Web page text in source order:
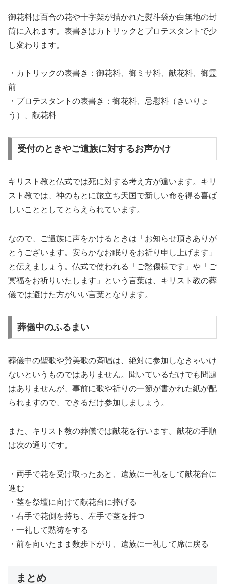
御花料は百合の花や十字架が描かれた熨斗袋か白無地の封
筒に入れます。表書きはカトリックとプロテスタントで少
し変わります。
・カトリックの表書き：御花料、御ミサ料、献花料、御霊
前
・プロテスタントの表書き：御花料、忌慰料（きいりょ
う）、献花料
受付のときやご遺族に対するお声かけ
キリスト教と仏式では死に対する考え方が違います。キリ
スト教では、神のもとに旅立ち天国で新しい命を得る喜ば
しいこととしてとらえられています。
なので、ご遺族に声をかけるときは「お知らせ頂きありが
とうございます。安らかなお眠りをお祈り申し上げます」
と伝えましょう。仏式で使われる「ご愁傷様です」や「ご
冥福をお祈りいたします」という言葉は、キリスト教の葬
儀では避けた方がいい言葉となります。
葬儀中のふるまい
葬儀中の聖歌や賛美歌の斉唱は、絶対に参加しなきゃいけ
ないというものではありません。聞いているだけでも問題
はありませんが、事前に歌や祈りの一節が書かれた紙が配
られますので、できるだけ参加しましょう。
また、キリスト教の葬儀では献花を行います。献花の手順
は次の通りです。
・両手で花を受け取ったあと、遺族に一礼をして献花台に
進む
・茎を祭壇に向けて献花台に捧げる
・右手で花側を持ち、左手で茎を持つ
・一礼して黙祷をする
・前を向いたまま数歩下がり、遺族に一礼して席に戻る
まとめ